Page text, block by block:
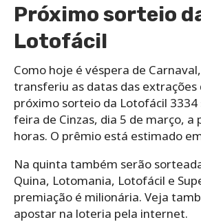
Próximo sorteio
Lotofácil
Como hoje é véspera de
transferiu as datas das extrações
próximo sorteio da Lotofácil
feira de Cinzas, dia 5 de março, a
horas. O prêmio está estimado
Na quinta também serão
Quina, Lotomania, Lotofácil e
premiação é milionária. Veja
apostar na loteria pela internet.